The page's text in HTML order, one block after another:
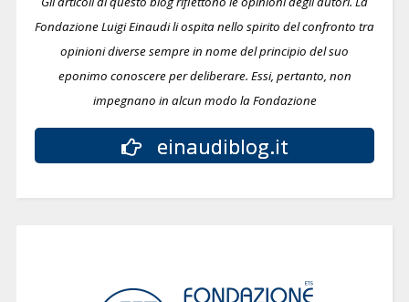
Fondazione Luigi Einaudi li ospita nello spirito del confronto tra
opinioni diverse sempre in nome del principio del suo
eponimo conoscere per deliberare. Essi, pertanto, non
impegnano in alcun modo la Fondazione
einaudiblog.it